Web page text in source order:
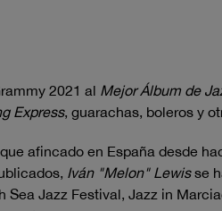
2021 al Mejor Álbum de
Express, guarachas, boleros y
afincado en España desde
Iván "Melon" Lewisse
Sea Jazz Festival, Jazz in